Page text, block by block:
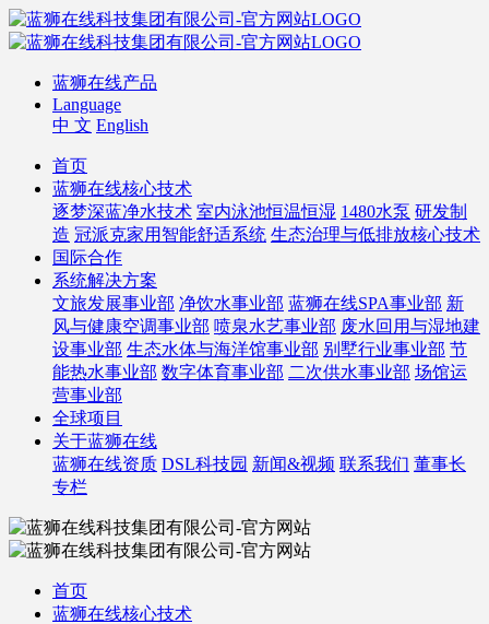
蓝狮在线产品
Language
中 文 English
首页
蓝狮在线核心技术
逐梦深蓝净水技术 室内泳池恒温恒湿 1480水泵 研发制
造 冠派克家用智能舒适系统 生态治理与低排放核心技术
国际合作
系统解决方案
文旅发展事业部 净饮水事业部 蓝狮在线SPA事业部 新
风与健康空调事业部 喷泉水艺事业部 废水回用与湿地建
设事业部 生态水体与海洋馆事业部 别墅行业事业部 节
能热水事业部 数字体育事业部 二次供水事业部 场馆运
营事业部
全球项目
关于蓝狮在线
蓝狮在线资质 DSL科技园 新闻&视频 联系我们 董事长
专栏
首页
蓝狮在线核心技术